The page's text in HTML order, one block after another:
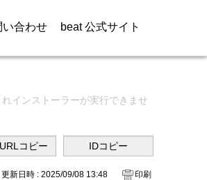
い合わせ beat 公式サイト
インストーラーが実行できませ
更新日時 : 2025/09/08 13:48 印刷